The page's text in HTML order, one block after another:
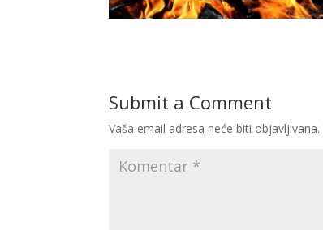
Submit a Comment
Vaša email adresa neće biti objavljivana.